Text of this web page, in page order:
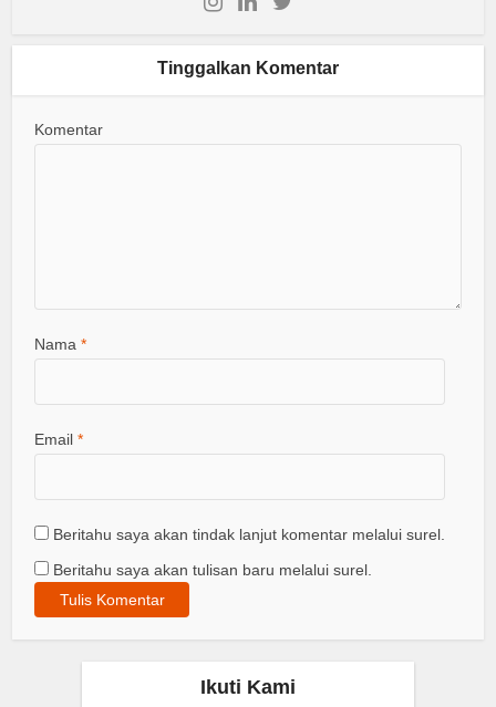
Tinggalkan Komentar
Komentar
Nama*
Email*
Beritahu saya akan tindak lanjut komentar melalui surel.
Beritahu saya akan tulisan baru melalui surel.
Ikuti Kami